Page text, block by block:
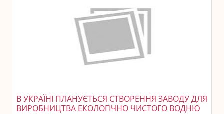
В УКРАЇНІ ПЛАНУЄТЬСЯ СТВОРЕННЯ ЗАВОДУ ДЛЯ
ВИРОБНИЦТВА ЕКОЛОГІЧНО ЧИСТОГО ВОДНЮ